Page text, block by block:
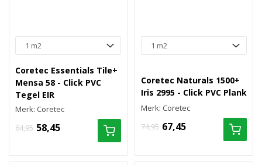
Coretec Essentials Tile+
Mensa 58 - Click PVC
Tegel EIR
Merk: Coretec
64,95 58,45
Coretec Naturals 1500+
Iris 2995 - Click PVC Plank
Merk: Coretec
74,95 67,45